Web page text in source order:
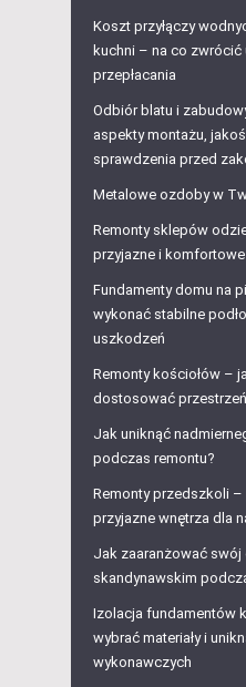
Koszt przyłączy
kuchni – na co zwrócić
przepłacania
Odbiór blatu i
aspekty montażu,
sprawdzenia przed
Metalowe ozdoby w
Remonty sklepów
przyjazne i
Fundamenty domu na
wykonać stabilne
uszkodzeń
Remonty kościołów –
dostosować
Jak uniknąć
podczas remontu?
Remonty przedszkoli –
przyjazne wnętrza dla
Jak zaaranżować swój
skandynawskim
Izolacja fundamentów
wybrać materiały i
wykonawczych